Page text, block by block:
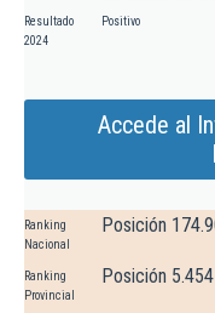
Resultado
2024
Positivo
Accede al
Ranking
Nacional
Posición
Ranking
Provincial
Posición